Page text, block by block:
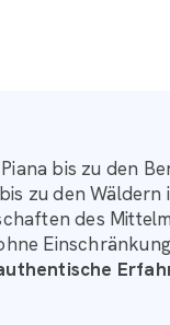
bis zu den
zu den
des